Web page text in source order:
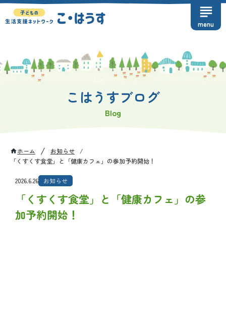
subject
menu
こはうすブログ
Blog
homeホーム / お知らせ
/
「くすくす食堂」と「健康カフェ」の参加予約開始！
2026.6.26 お知らせ
「くすくす食堂」と「健康カフェ」の参
加予約開始！